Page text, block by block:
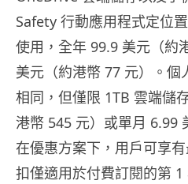
Safety 行動應用程式定位
使用，全年 99.9 美元（約
美元（約港幣 77 元）。
相同，但僅限 1TB 雲端儲
港幣 545 元）或單月 6.99
在優惠方案下，用戶可享
扣僅適用於付費訂閱的第